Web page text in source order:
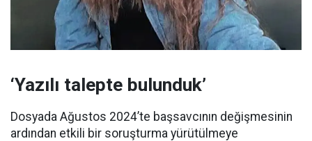
‘Yazılı talepte bulunduk’
Dosyada Ağustos 2024’te başsavcının değişmesinin
ardından etkili bir soruşturma yürütülmeye